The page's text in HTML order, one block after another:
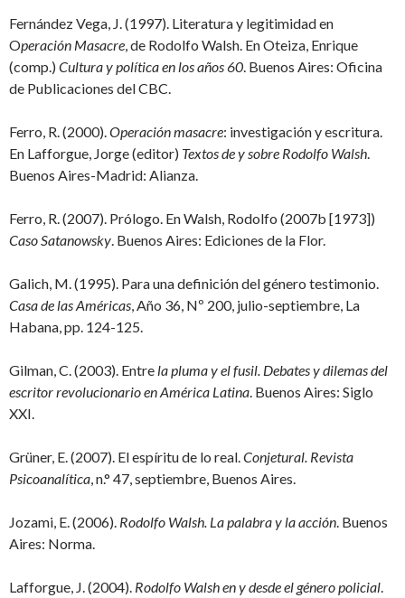
Fernández Vega, J. (1997). Literatura y legitimidad en
Operación Masacre, de Rodolfo Walsh. En Oteiza, Enrique
(comp.) Cultura y política en los años 60. Buenos Aires: Oficina
de Publicaciones del CBC.
Ferro, R. (2000).Operación masacre: investigación y escritura.
En Lafforgue, Jorge (editor) Textos de y sobre Rodolfo Walsh.
Buenos Aires-Madrid: Alianza.
Ferro, R. (2007). Prólogo. En Walsh, Rodolfo (2007b [1973])
Caso Satanowsky. Buenos Aires: Ediciones de la Flor.
Galich, M. (1995). Para una definición del género testimonio.
Casa de las Américas, Año 36, Nº 200, julio-septiembre, La
Habana, pp. 124-125.
Gilman, C. (2003). Entre la pluma y el fusil. Debates y dilemas del
escritor revolucionario en América Latina. Buenos Aires: Siglo
XXI.
Grüner, E. (2007). El espíritu de lo real.Conjetural. Revista
Psicoanalítica, n.° 47, septiembre, Buenos Aires.
Jozami, E. (2006). Rodolfo Walsh. La palabra y la acción. Buenos
Aires: Norma.
Lafforgue, J. (2004). Rodolfo Walsh en y desde el género policial.